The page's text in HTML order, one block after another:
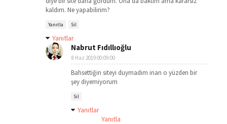
kaldım. Ne yapabilirim?
Yanıtla Sil
Yanıtlar
Nabrut Fıdıllıoğlu
8 Haz 2019 00:09:00
Bahsettiğin siteyi duymadım inan o yüzden bir
şey diyemiyorum
Sil
Yanıtlar
Yanıtla